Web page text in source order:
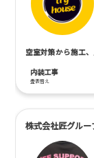
空室対策から施工
内装工事
畳表替え
株式会社匠グルー